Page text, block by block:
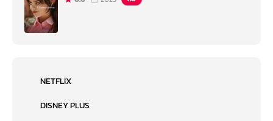
NETFLIX
DISNEY PLUS